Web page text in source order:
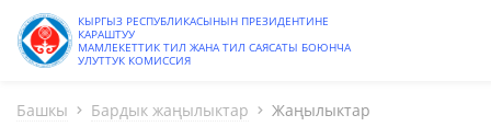
КЫРГЫЗ РЕСПУБЛИКАСЫНЫН ПРЕЗИДЕНТИНЕ
КАРАШТУУ
МАМЛЕКЕТТИК ТИЛ ЖАНА ТИЛ САЯСАТЫ БОЮНЧА
УЛУТТУК КОМИССИЯ
Башкы Бардык жаңылыктар Жаңылыктар